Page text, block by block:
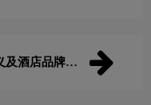
及酒店品牌设